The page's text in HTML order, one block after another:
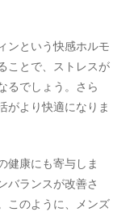
ンという快感ホルモ
ことで、ストレスが
るでしょう。さら
がより快適になりま
健康にも寄与しま
バランスが改善さ
このように、メンズ